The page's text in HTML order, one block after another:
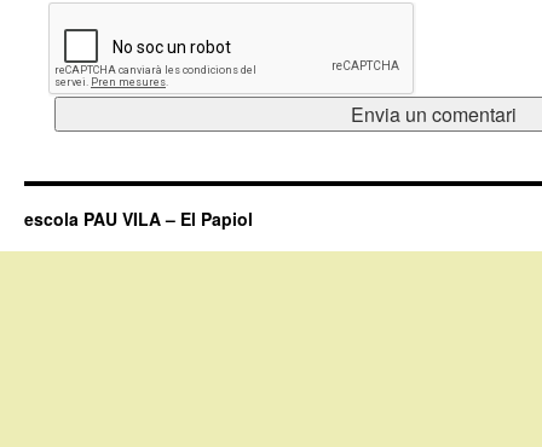
escola PAU VILA – El Papiol